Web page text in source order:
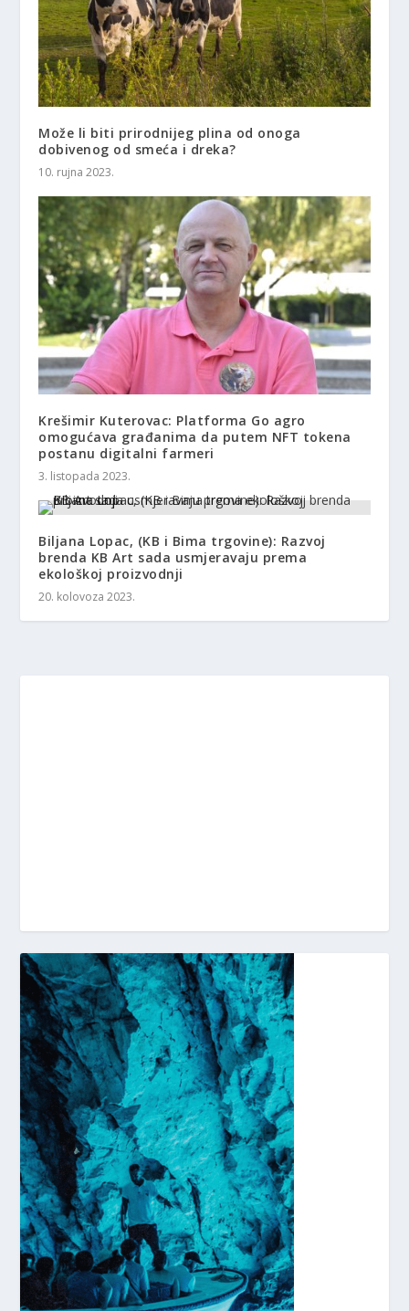
Može li biti prirodnijeg plina od onoga
dobivenog od smeća i dreka?
10. rujna 2023.
Krešimir Kuterovac: Platforma Go agro
omogućava građanima da putem NFT tokena
postanu digitalni farmeri
3. listopada 2023.
Biljana Lopac, (KB i Bima trgovine): Razvoj
brenda KB Art sada usmjeravaju prema
ekološkoj proizvodnji
20. kolovoza 2023.